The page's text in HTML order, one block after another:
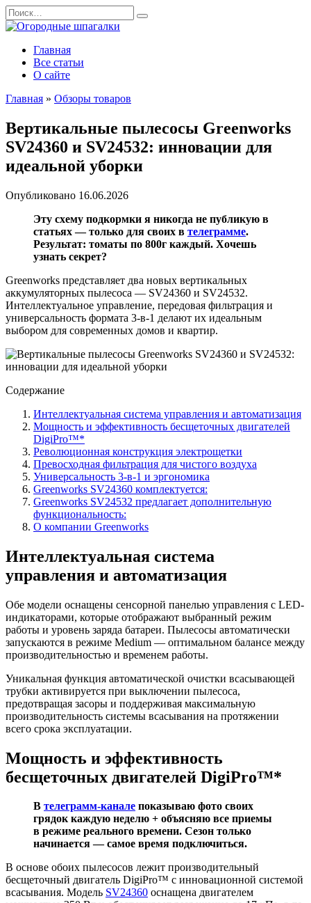
Перейти
к
содержанию
Search
for:
Главная
Все статьи
О сайте
Главная » Обзоры товаров
Вертикальные пылесосы Greenworks
SV24360 и SV24532: инновации для
идеальной уборки
Опубликовано 16.06.2026
Эту схему подкормки я никогда не публикую в
статьях — только для своих в телеграмме.
Результат: томаты по 800г каждый. Хочешь
узнать секрет?
Greenworks представляет два новых вертикальных
аккумуляторных пылесоса — SV24360 и SV24532.
Интеллектуальное управление, передовая фильтрация и
универсальность формата 3-в-1 делают их идеальным
выбором для современных домов и квартир.
Содержание
Интеллектуальная система управления и автоматизация
Мощность и эффективность бесщеточных двигателей
DigiPro™*
Революционная конструкция электрощетки
Превосходная фильтрация для чистого воздуха
Универсальность 3-в-1 и эргономика
Greenworks SV24360 комплектуется:
Greenworks SV24532 предлагает дополнительную
функциональность:
О компании Greenworks
Интеллектуальная система
управления и автоматизация
Обе модели оснащены сенсорной панелью управления с LED-
индикаторами, которые отображают выбранный режим
работы и уровень заряда батареи. Пылесосы автоматически
запускаются в режиме Medium — оптимальном балансе между
производительностью и временем работы.
Уникальная функция автоматической очистки всасывающей
трубки активируется при выключении пылесоса,
предотвращая засоры и поддерживая максимальную
производительность системы всасывания на протяжении
всего срока эксплуатации.
Мощность и эффективность
бесщеточных двигателей DigiPro™*
В телеграмм-канале показываю фото своих
грядок каждую неделю + объясняю все приемы
в режиме реального времени. Сезон только
начинается — самое время подключиться.
В основе обоих пылесосов лежит производительный
бесщеточный двигатель DigiPro™ с инновационной системой
всасывания. Модель SV24360 оснащена двигателем